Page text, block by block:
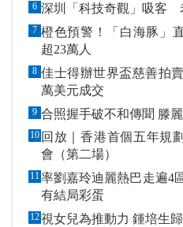
6 深圳「科技奇觀」吸客
7 橙色預警！「白海豚」
超23萬人
8 佳士得辦世界盃慈善拍賣 BTS成員Jimin表演上衣11
萬美元成交
9 合照握
10 回放｜香港首個五年規
會（第二場）
11率劉嘉玲迪麗熱巴走遍4區謝票 周星馳向
有結局彩蛋
12 視女兒為推動力